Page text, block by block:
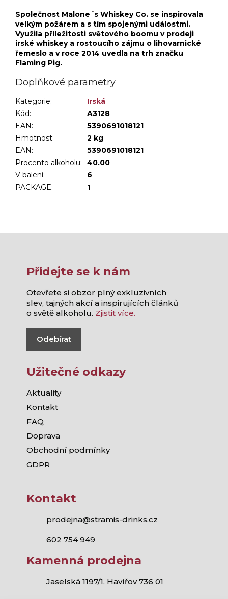
Společnost Malone´s Whiskey Co. se inspirovala
velkým požárem a s tím spojenými událostmi.
Využila příležitosti světového boomu v prodeji
irské whiskey a rostoucího zájmu o lihovarnické
řemeslo a v roce 2014 uvedla na trh značku
Flaming Pig.
Doplňkové parametry
Kategorie:
Irská
Kód:
A3128
EAN:
5390691018121
Hmotnost:
2 kg
EAN:
5390691018121
Procento alkoholu:
40.00
V balení:
6
PACKAGE: 1
Přidejte se k nám
Otevřete si obzor plný exkluzivních
slev, tajných akcí a inspirujících článků
o světě alkoholu. Zjistit více.
Odebírat
Užitečné odkazy
Aktuality
Kontakt
FAQ
Doprava
Obchodní podmínky
GDPR
Kontakt
prodejna@stramis-drinks.cz
602 754 949
Kamenná prodejna
Jaselská 1197/1, Havířov 736 01